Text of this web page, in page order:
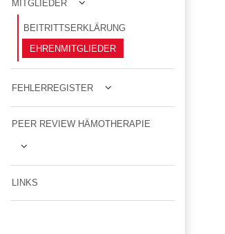
MITGLIEDER
BEITRITTSERKLÄRUNG
EHRENMITGLIEDER
FEHLERREGISTER
PEER REVIEW HÄMOTHERAPIE
LINKS